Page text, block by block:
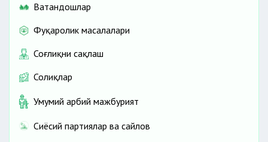
Ватандошлар
Фуқаролик масалалари
Соғлиқни сақлаш
Солиқлар
Умумий ҳарбий мажбурият
Сиёсий партиялар ва сайлов